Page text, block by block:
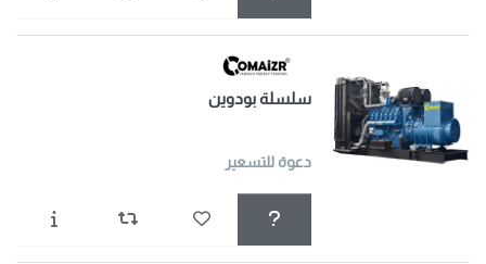
سلسلة بودوين
دعوة للتسعير